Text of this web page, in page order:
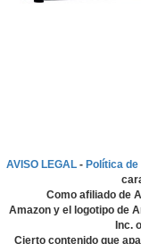
AVISO LEGAL -Política
Como afiliado de
Amazon y el logotipo de
Inc.
Cierto contenido que